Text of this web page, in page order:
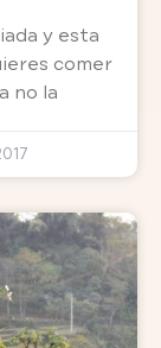
y esta
comer
no la